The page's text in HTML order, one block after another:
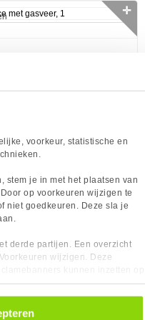
voorkeur, statistische en
stem je in met het plaatsen van
op voorkeuren wijzigen te
niet goedkeuren. Deze sla je
derde partijen. Een overzicht
wijzigen. Deze
vind je een overzicht van
altijd intrekken, dit doe je
op ‘Cookievoorkeuren’
met gasveer, 1
✛